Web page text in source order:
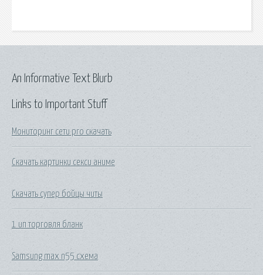
Links to Important Stuff
Мониторинг сети pro скачать
Скачать картинки секси аниме
Скачать супер бойцы читы
1 ип торговля бланк
Samsung max n55 схема
An Informative Text Blurb